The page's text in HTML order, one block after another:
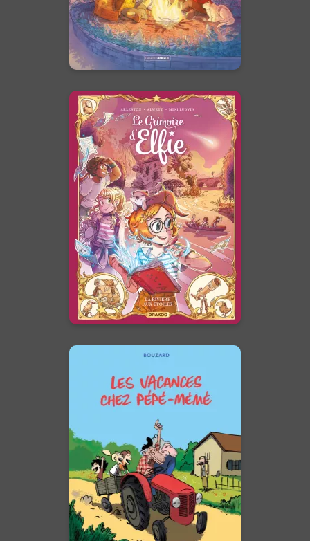
En voir +
Le Grimoire d'Elfie
Vol. 07 - Histoire
Complète
Date de parution :
28/10/2026
Une aventure où le plus puissant
des pouvoirs se révèle être celui
de l'imagination.
En voir +
Les Vacances
chez Pépé-Mémé
Tome 01
Date de parution :
02/04/2025
Chaque été, Lisa, Lucas et Ethan
passent leurs vacances chez
leurs grands-parents, pour le
plaisir relatif de ces derniers. Le
nouvel album du grand et
unique Bouzard, à ne pas
manquer ...